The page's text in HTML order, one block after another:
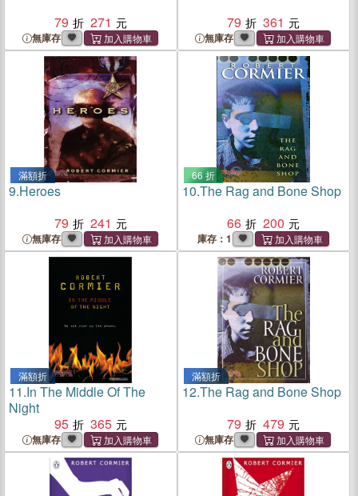
79
271
無庫存
79
361
無庫存
滿額折
9.Heroes
79
241
無庫存
66 折
10.The Rag and Bone Shop
66
200
庫存：1
滿額折
11.In The Middle Of The
Night
95
365
無庫存
滿額折
12.The Rag and Bone Shop
79
479
無庫存